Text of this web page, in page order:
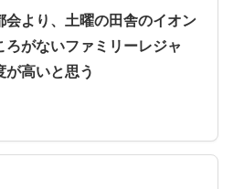
会より、土曜の田舎のイオン
ろがないファミリーレジャ
が高いと思う